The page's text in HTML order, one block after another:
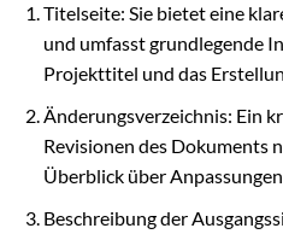
Titelseite: Sie bietet eine
und umfasst grundlegende
Projekttitel und das
Änderungsverzeichnis: Ein
Revisionen des Dokuments
Überblick über
Beschreibung der